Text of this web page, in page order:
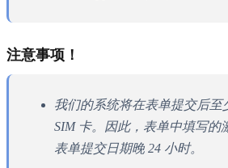
注意事项！
我们的系统将在表单提交后至
SIM 卡。因此，表单中填写的
表单提交日期晚 24 小时。